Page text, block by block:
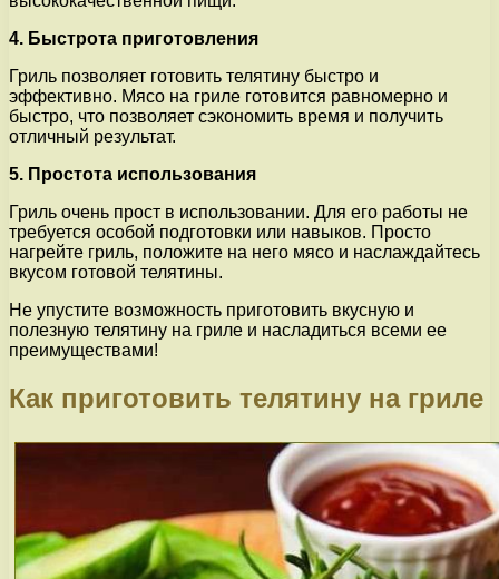
4. Быстрота приготовления
Гриль позволяет готовить телятину быстро и
эффективно. Мясо на гриле готовится равномерно и
быстро, что позволяет сэкономить время и получить
отличный результат.
5. Простота использования
Гриль очень прост в использовании. Для его работы не
требуется особой подготовки или навыков. Просто
нагрейте гриль, положите на него мясо и наслаждайтесь
вкусом готовой телятины.
Не упустите возможность приготовить вкусную и
полезную телятину на гриле и насладиться всеми ее
преимуществами!
Как приготовить телятину на гриле